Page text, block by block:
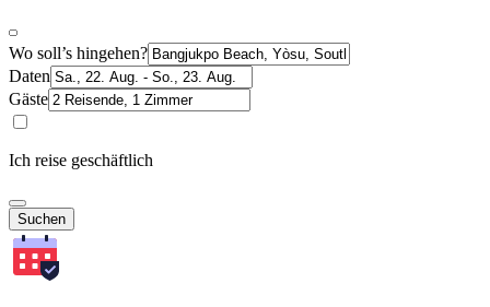
Wo soll’s hingehen?
Daten
Gäste
Ich reise geschäftlich
Suchen